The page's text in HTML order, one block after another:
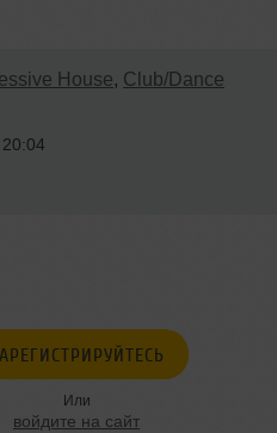
House, Club/Dance
Или
войдите на сайт